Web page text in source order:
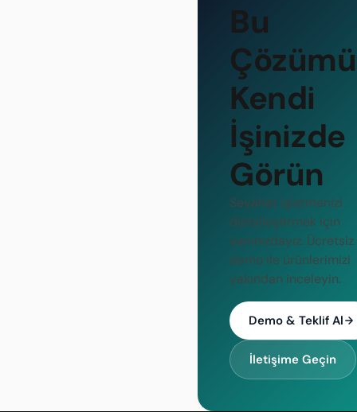
Bu
Çözümü
Kendi
İşinizde
Görün
Seyahat işletmenizi
dijitalleştirmek için
yanınızdayız. Ücretsiz
demo ile ürünlerimizi
yakından inceleyin.
Demo & Teklif Al
İletişime Geçin